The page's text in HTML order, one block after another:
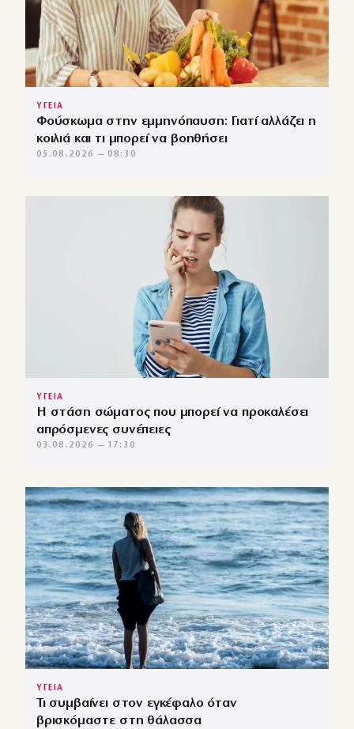
ΥΓΕΙΑ
Φούσκωμα στην εμμηνόπαυση: Γιατί αλλάζει η
κοιλιά και τι μπορεί να βοηθήσει
05.08.2026 — 08:30
ΥΓΕΙΑ
Η στάση σώματος που μπορεί να προκαλέσει
απρόσμενες συνέπειες
03.08.2026 — 17:30
ΥΓΕΙΑ
Τι συμβαίνει στον εγκέφαλο όταν
βρισκόμαστε στη θάλασσα